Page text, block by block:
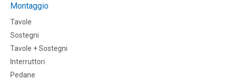
Montaggio
Tavole
Sostegni
Tavole + Sostegni
Interruttori
Pedane